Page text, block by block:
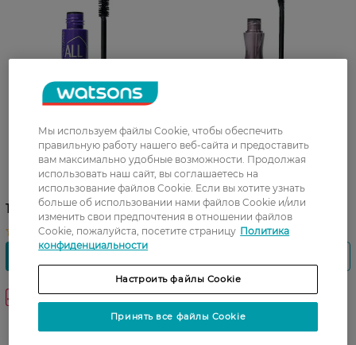
Тушь для ресниц Catrice All
Round Ultra Black 11 мл
159,99 ГРН
Тушь для ресниц Catrice
Glam & Doll False Lashes 10
Black 10 мл
235,99 ГРН
-30%
Мы используем файлы Cookie, чтобы обеспечить
правильную работу нашего веб-сайта и предоставить
вам максимально удобные возможности. Продолжая
использовать наш сайт, вы соглашаетесь на
использование файлов Cookie. Если вы хотите узнать
больше об использовании нами файлов Cookie и/или
изменить свои предпочтения в отношении файлов
Cookie, пожалуйста, посетите страницу Политика
конфиденциальности
Настроить файлы Cookie
Принять все файлы Cookie